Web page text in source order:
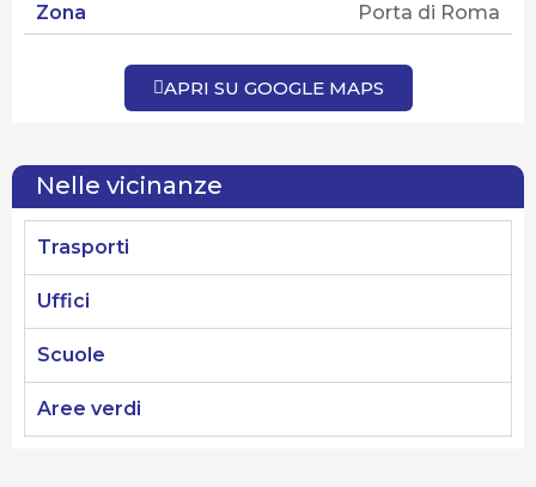
Zona Porta di Roma
APRI SU GOOGLE MAPS
Nelle vicinanze
Trasporti
Uffici
Scuole
Aree verdi